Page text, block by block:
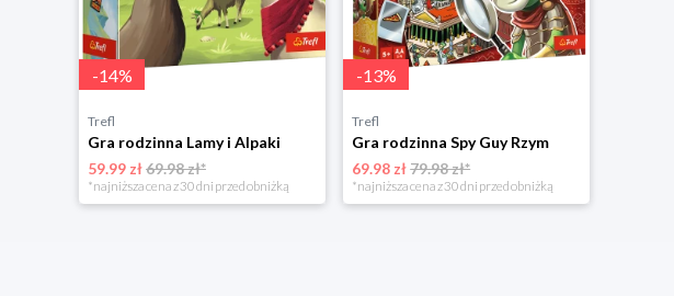
-14%
Trefl
Gra rodzinna Lamy i Alpaki
59.99 zł69.98 zł*
*najniższa cena z 30 dni przed obniżką
-13%
Trefl
Gra rodzinna Spy Guy Rzym
69.98 zł79.98 zł*
*najniższa cena z 30 dni przed obniżką